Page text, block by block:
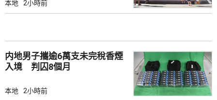
本地 2小時前
内地男子攜逾6萬支未完稅香煙
入境 判囚8個月
本地 2小時前